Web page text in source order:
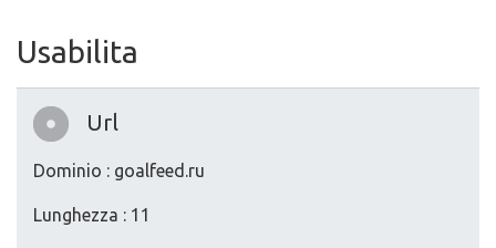
Usabilita
Url
Dominio : goalfeed.ru
Lunghezza : 11